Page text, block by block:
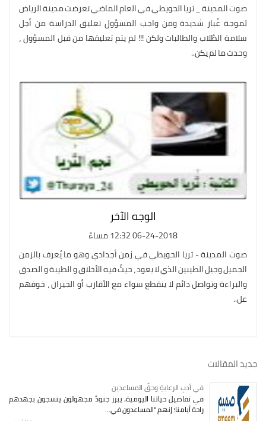
صوت المدينة _ ثريا الحويطي في العام الماضي تعرضت مدينة الرياض
لموجة غُبار شديدة ومن واجب المسؤول تعليق الدراسة من أجل
سلامة الطُلاب والطالبات ولكن !!! لم يتم تعليقها من قبل المسؤول ،
وحدث ما لم يكن..
الوجه الآخر
06-24-2018 12:32 مساءً
صوت المدينة - ثريا الحويطي في زمن أجدادي وهو ما يُعرف بالزمن
الجميل وجيل الطيبين الذي لا يعود ، حيثُ فيه الأخلاق و الطيبة و الصدق
والبراءة وتواصل دائم لا ينقطع سواء مع الأقارب أو الجيران ، خوفهم
عل..
جديد المقالات
في أدبِ الرعايةِ وحقِّ المساعدين
في تفاصيل حياتنا اليومية، يبرز جنودٌ مجهولون ينسجون بجهدهم
راحة أيامنا؛ إنهم "المساعدون في...